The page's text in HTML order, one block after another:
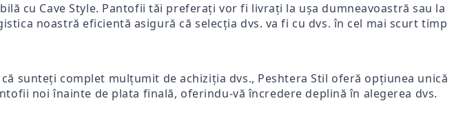
cu Cave Style. Pantofii tăi preferați vor fi livrați la ușa dumneavoastră sau la
noastră eficientă asigură că selecția dvs. va fi cu dvs. în cel mai scurt timp
sunteți complet mulțumit de achiziția dvs., Peshtera Stil oferă opțiunea unică
noi înainte de plata finală, oferindu-vă încredere deplină în alegerea dvs.